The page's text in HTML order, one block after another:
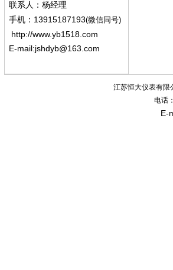
联系人：杨经理
手机 ： 13915187193(微信同号)
http://www.yb1518.com
E-mail:jshdyb@163.com
江苏恒大仪表有限
电话：
E-